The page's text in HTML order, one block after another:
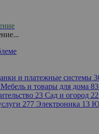
и платежные системы
Мебель и товары для дома 83
23 Сад и огород 22
277 Электроника 13